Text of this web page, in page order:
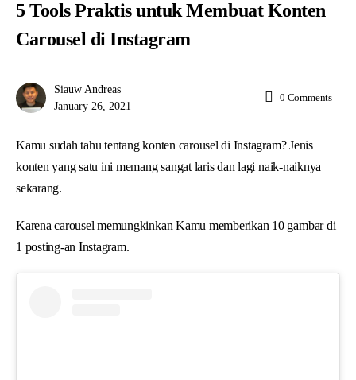
5 Tools Praktis untuk Membuat Konten
Carousel di Instagram
Siauw Andreas
January 26, 2021
0 Comments
Kamu sudah tahu tentang konten carousel di Instagram? Jenis
konten yang satu ini memang sangat laris dan lagi naik-naiknya
sekarang.
Karena carousel memungkinkan Kamu memberikan 10 gambar di
1 posting-an Instagram.